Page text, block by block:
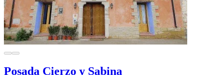
Posada Cierzo y Sabina